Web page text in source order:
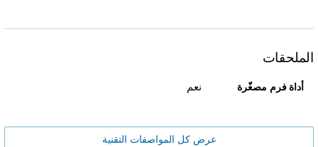
الملحقات
أداة فرم مصغّرة نعم
عرض كل المواصفات التقنية